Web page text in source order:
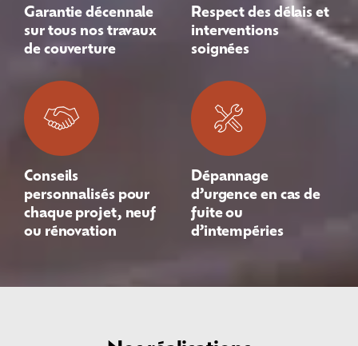
Garantie décennale
sur tous nos travaux
de couverture
Respect des délais et
interventions
soignées
Conseils
personnalisés pour
chaque projet, neuf
ou rénovation
Dépannage
d’urgence en cas de
fuite ou
d’intempéries